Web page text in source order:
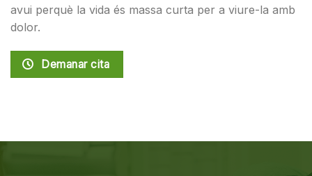
avui perquè la vida és massa curta per a viure-la amb
dolor.
Demanar cita